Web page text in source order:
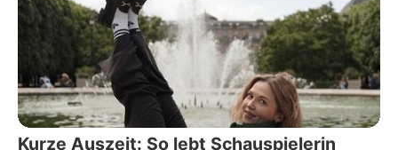
Kurze Auszeit: So lebt Schauspielerin